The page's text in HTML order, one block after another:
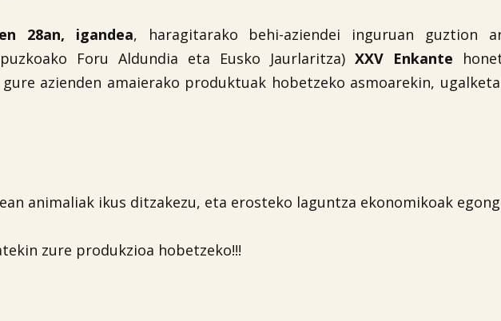
28an, igandea, haragitarako behi-aziendei inguruan guztion
Foru Aldundia eta Eusko Jaurlaritza) XXV Enkante
azienden amaierako produktuak hobetzeko asmoarekin,
animaliak ikus ditzakezu, eta erosteko laguntza ekonomikoak
zure produkzioa hobetzeko!!!